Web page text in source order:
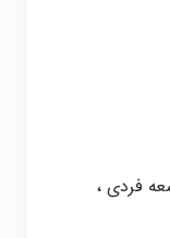
فردی